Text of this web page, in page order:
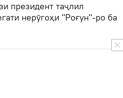
президент таҷлил
нерӯгоҳи "Роғун"-ро ба